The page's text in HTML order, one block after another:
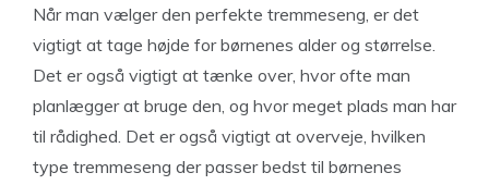
Når man vælger den perfekte tremmeseng, er det
vigtigt at tage højde for børnenes alder og størrelse.
Det er også vigtigt at tænke over, hvor ofte man
planlægger at bruge den, og hvor meget plads man har
til rådighed. Det er også vigtigt at overveje, hvilken
type tremmeseng der passer bedst til børnenes